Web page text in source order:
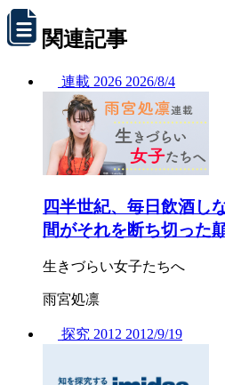
関連記事
連載 2026 2026/8/4
四半世紀、毎日飲酒し
間がそれを断ち切った
生きづらい女子たちへ
雨宮処凛
探究 2012 2012/9/19